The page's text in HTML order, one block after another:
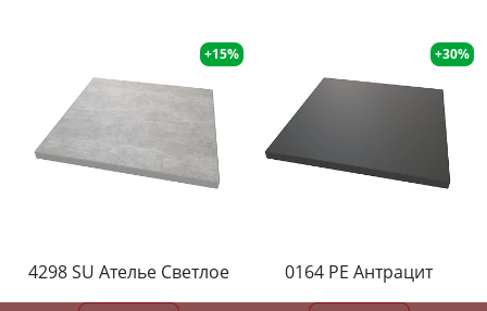
+15%
4298 SU Ателье Светлое
+30%
0164 PE Антрацит